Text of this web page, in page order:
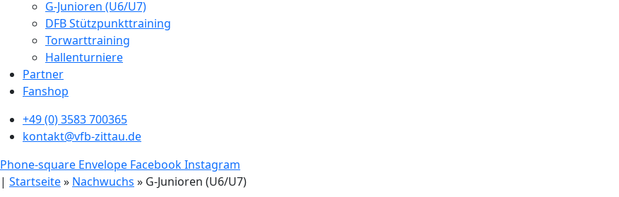
G-Junioren (U6/U7)
DFB Stützpunkttraining
Torwarttraining
Hallenturniere
Partner
Fanshop
+49 (0) 3583 700365
kontakt@vfb-zittau.de
Phone-square Envelope FacebookInstagram
| Startseite» Nachwuchs » G-Junioren (U6/U7)